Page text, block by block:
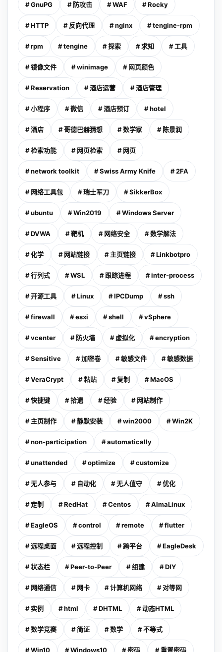
# GnuPG # 防攻击 # WAF # Rocky
# HTTP # 反向代理 # nginx # tengine-rpm
# rpm # tengine # 探索 # 求知 # 工具
# 镜像文件 # winimage # 网页颜色
# Reservation # 酒店运营 # 酒店管理
# 小程序 # 微信 # 酒店预订 # hotel
# 酒店 # 哥德巴赫猜想 # 数学家 # 陈景润
# 检索功能 # 网页检索 # 网页
# network toolkit # Swiss Army Knife # 2FA
# 网络工具包 # 瑞士军刀 # SikkerBox
# ubuntu # Win2019 # Windows Server
# DVWA # 靶机 # 网络安全 # 数学解法
# 化学 # 网站链接 # 主页链接 # Linkbotpro
# 行列式 # WSL # 跟踪进程 # inter-process
# 开源工具 # Linux # IPCDump # ssh
# firewall # esxi # shell # vSphere
# vcenter # 防火墙 # 虚拟化 # encryption
# Sensitive # 加密卷 # 敏感文件 # 敏感数据
# VeraCrypt # 粘贴 # 复制 # MacOS
# 快捷键 # 拾遗 # 经验 # 网站制作
# 主页制作 # 静默安装 # win2000 # Win2K
# non-participation # automatically
# unattended # optimize # customize
# 无人参与 # 自动化 # 无人值守 # 优化
# 定制 # RedHat # Centos # AlmaLinux
# EagleOS # control # remote # flutter
# 远程桌面 # 远程控制 # 跨平台 # EagleDesk
# 状态栏 # Peer-to-Peer # 组建 # DIY
# 网络通信 # 网卡 # 计算机网络 # 对等网
# 实例 # html # DHTML # 动态HTML
# 数学竞赛 # 简证 # 数学 # 不等式
# Win10 # Windows10 # 密码 # 重置密码